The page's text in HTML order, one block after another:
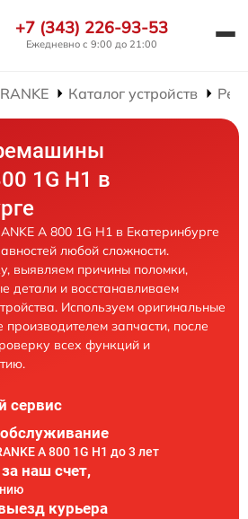
+7 (343) 226-93-53
Ежедневно с 9:00 до 21:00
Каталог устройств
1G H1 в
A 800 1G H1 в Екатеринбурге
любой сложности.
выявляем причины поломки,
детали и восстанавливаем
Используем оригинальные
запчасти, после
всех функций и
сервис
A 800 1G H1 до 3 лет
наш счет,
курьера